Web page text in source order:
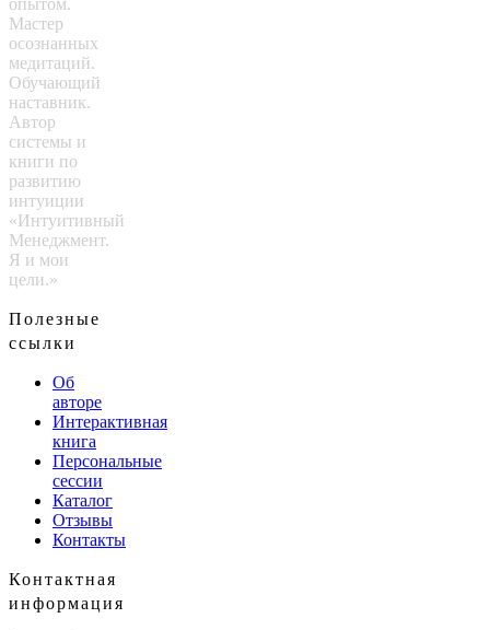
опытом.
Мастер
осознанных
медитаций.
Обучающий
наставник.
Автор
системы и
книги по
развитию
интуиции
«Интуитивный
Менеджмент.
Я и мои
цели.»
Полезные
ссылки
Об
авторе
Интерактивная
книга
Персональные
сессии
Каталог
Отзывы
Контакты
Контактная
информация